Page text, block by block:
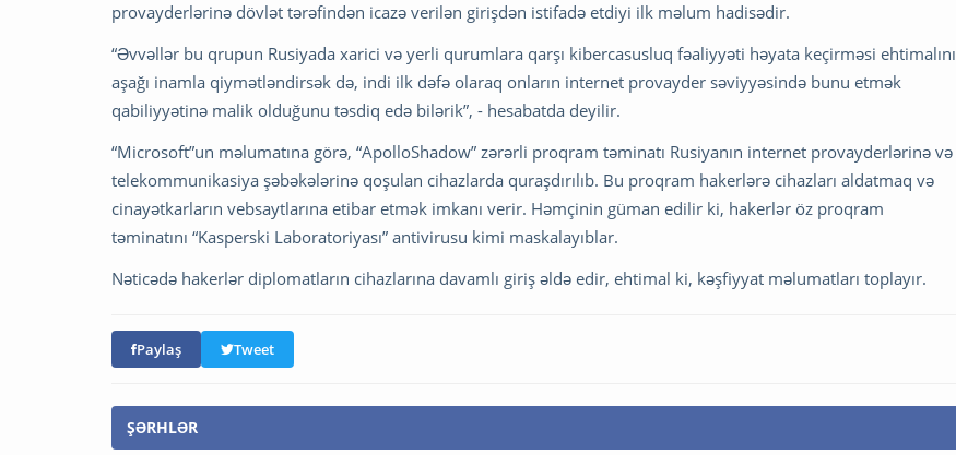
provayderlərinə dövlət tərəfindən icazə verilən girişdən istifadə etdiyi ilk məlum hadisədir.
“Əvvəllər bu qrupun Rusiyada xarici və yerli qurumlara qarşı kibercasusluq fəaliyyəti həyata keçirməsi ehtimalını
aşağı inamla qiymətləndirsək də, indi ilk dəfə olaraq onların internet provayder səviyyəsində bunu etmək
qabiliyyətinə malik olduğunu təsdiq edə bilərik”, - hesabatda deyilir.
“Microsoft”un məlumatına görə, “ApolloShadow” zərərli proqram təminatı Rusiyanın internet provayderlərinə və
telekommunikasiya şəbəkələrinə qoşulan cihazlarda quraşdırılıb. Bu proqram hakerlərə cihazları aldatmaq və
cinayətkarların vebsaytlarına etibar etmək imkanı verir. Həmçinin güman edilir ki, hakerlər öz proqram
təminatını “Kasperski Laboratoriyası” antivirusu kimi maskalayıblar.
Nəticədə hakerlər diplomatların cihazlarına davamlı giriş əldə edir, ehtimal ki, kəşfiyyat məlumatları toplayır.
Paylaş Tweet
ŞƏRHLƏR